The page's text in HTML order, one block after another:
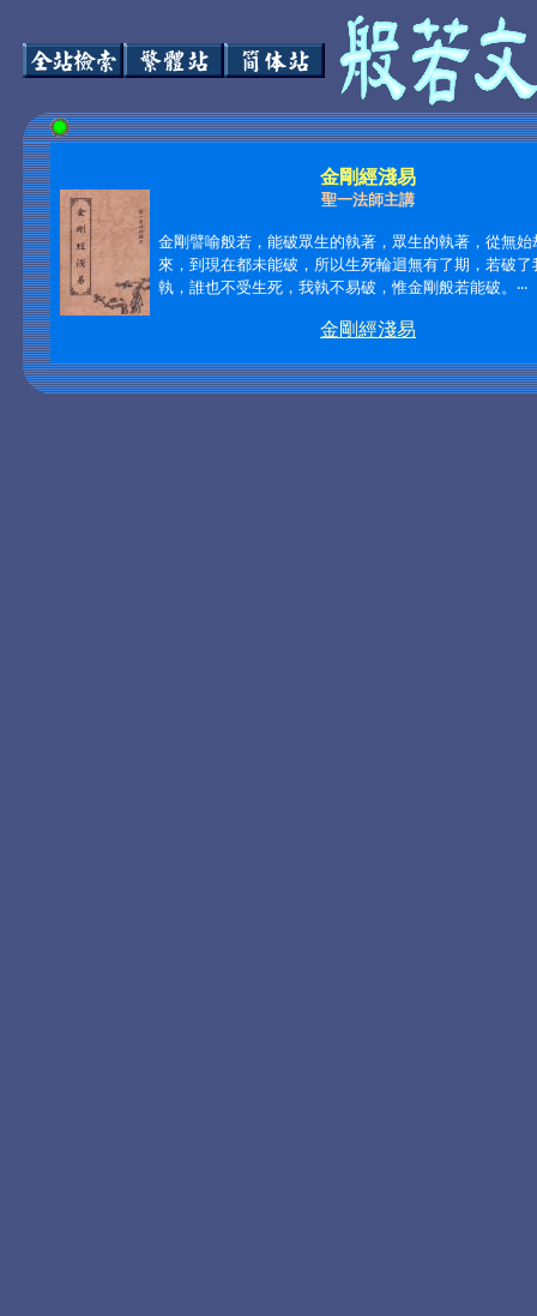
金剛經淺易
聖一法師主講
金剛譬喻般若，能破眾生的執著，眾生的執著，從無始
來，到現在都未能破，所以生死輪迴無有了期，若破了
執，誰也不受生死，我執不易破，惟金剛般若能破。‧‧‧
金剛經淺易